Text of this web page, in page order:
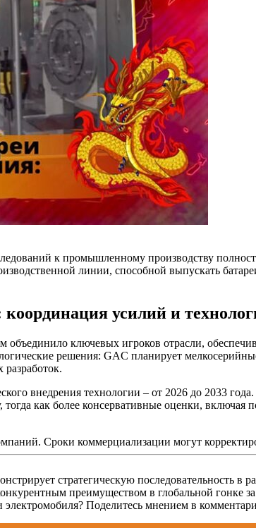
к промышленному производству
линии, способной выпускать
усилий и
ключевых игроков отрасли,
решения: GAC планирует
внедрения технологии – от 2026 до 2033
как более консервативные оценки,
Сроки коммерциализации могут
стратегическую последовательность в
преимуществом в глобальной гонке
Поделитесь мнением в